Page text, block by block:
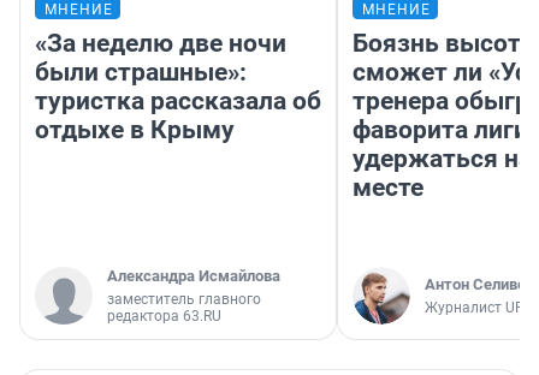
МНЕНИЕ
«За неделю две ночи
были страшные»:
туристка рассказала об
отдыхе в Крыму
Александра Исмайлова
заместитель главного
редактора 63.RU
МНЕНИЕ
Боязнь
сможет ли
тренера
фаворита лиги
удержаться
месте
Антон
Журналист